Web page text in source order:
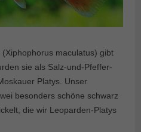
maculatus) gibt
sie als Salz-und-Pfeffer-
Platys. Unser
besonders schöne schwarz
die wir Leoparden-Platys